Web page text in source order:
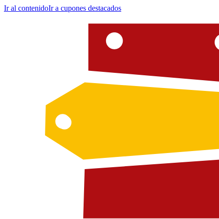
Ir al contenidoIr a cupones destacados